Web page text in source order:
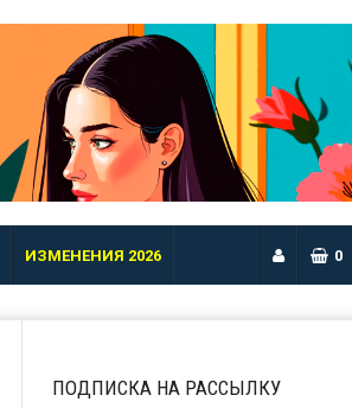
ИЗМЕНЕНИЯ 2026 0
ПОДПИСКА НА РАССЫЛКУ